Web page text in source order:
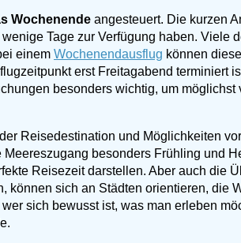
Wochenende angesteuert. Die kurzen
Tage zur Verfügung haben. Viele
einem Wochenendausflug können
erst Freitagabend terminiert
besonders wichtig, um möglichst
Reisedestination und Möglichkeiten
besonders Frühling und
Reisezeit darstellen. Aber auch die
können sich an Städten orientieren, die
sich bewusst ist, was man erleben